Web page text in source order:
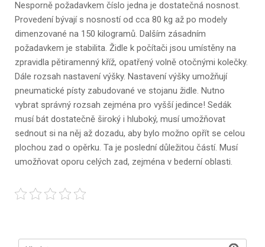
Nesporně požadavkem číslo jedna je dostatečná nosnost.
Provedení bývají s nosností od cca 80 kg až po modely
dimenzované na 150 kilogramů. Dalším zásadním
požadavkem je stabilita. Židle k počítači jsou umístěny na
zpravidla pětiramenný kříž, opatřený volně otočnými kolečky.
Dále rozsah nastavení výšky. Nastavení výšky umožňují
pneumatické písty zabudované ve stojanu židle. Nutno
vybrat správný rozsah zejména pro vyšší jedince! Sedák
musí bát dostatečně široký i hluboký, musí umožňovat
sednout si na něj až dozadu, aby bylo možno opřít se celou
plochou zad o opěrku. Ta je poslední důležitou částí. Musí
umožňovat oporu celých zad, zejména v bederní oblasti.